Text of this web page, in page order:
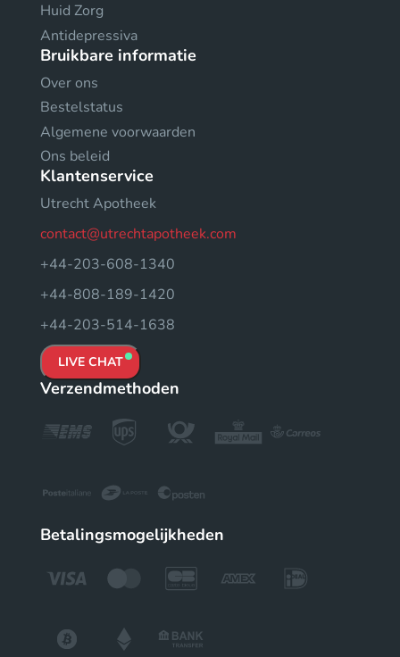
Huid Zorg
Antidepressiva
Bruikbare informatie
Over ons
Bestelstatus
Algemene voorwaarden
Ons beleid
Klantenservice
Utrecht Apotheek
contact@utrechtapotheek.com
+44-203-608-1340
+44-808-189-1420
+44-203-514-1638
LIVE CHAT
Verzendmethoden
Betalingsmogelijkheden